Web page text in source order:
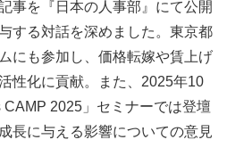
事を『日本の人事部』にて公開
する対話を深めました。東京都
にも参加し、価格転嫁や賃上げ
性化に貢献。また、2025年10
2025」セミナーでは登壇
長に与える影響についての意見